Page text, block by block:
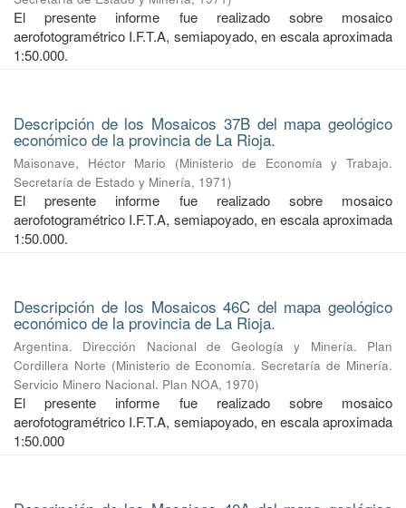
El presente informe fue realizado sobre mosaico
aerofotogramétrico I.F.T.A, semiapoyado, en escala aproximada
1:50.000.
Descripción de los Mosaicos 37B del mapa geológico
económico de la provincia de La Rioja.
Maisonave, Héctor Mario (Ministerio de Economía y Trabajo.
Secretaría de Estado y Minería, 1971)
El presente informe fue realizado sobre mosaico
aerofotogramétrico I.F.T.A, semiapoyado, en escala aproximada
1:50.000.
Descripción de los Mosaicos 46C del mapa geológico
económico de la provincia de La Rioja.
Argentina. Dirección Nacional de Geología y Minería. Plan
Cordillera Norte (Ministerio de Economía. Secretaría de Minería.
Servicio Minero Nacional. Plan NOA, 1970)
El presente informe fue realizado sobre mosaico
aerofotogramétrico I.F.T.A, semiapoyado, en escala aproximada
1:50.000